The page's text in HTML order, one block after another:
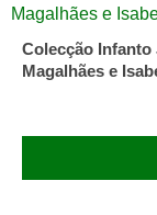
Colecção Infanto
Magalhães e